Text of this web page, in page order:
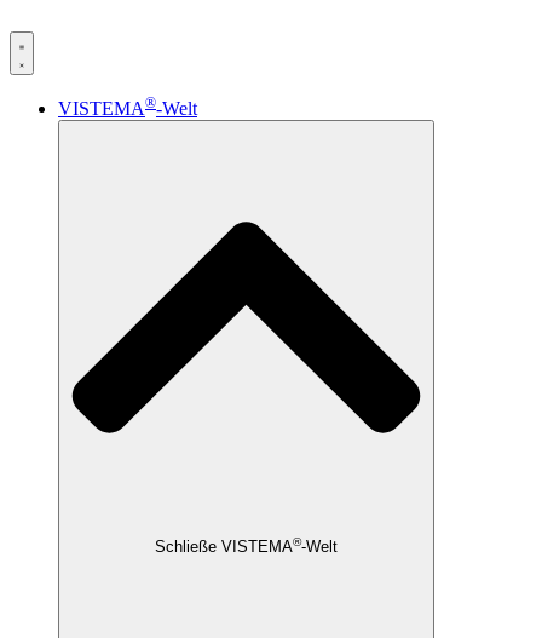
VISTEMA®-Welt
Schließe VISTEMA®-Welt